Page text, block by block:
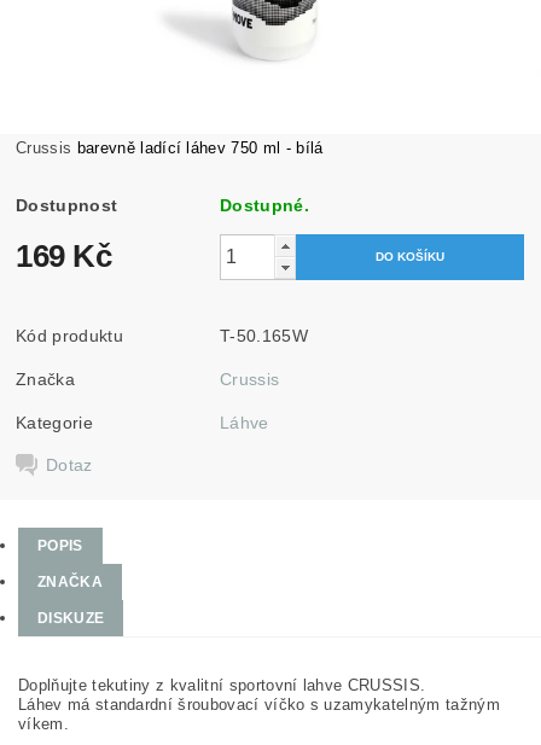
Crussis barevně ladící láhev 750 ml - bílá
Dostupnost Dostupné.
169 Kč
Kód produktu T-50.165W
Značka Crussis
Kategorie Láhve
Dotaz
POPIS
ZNAČKA
DISKUZE
Doplňujte tekutiny z kvalitní sportovní lahve CRUSSIS.
Láhev má standardní šroubovací víčko s uzamykatelným tažným
víkem.